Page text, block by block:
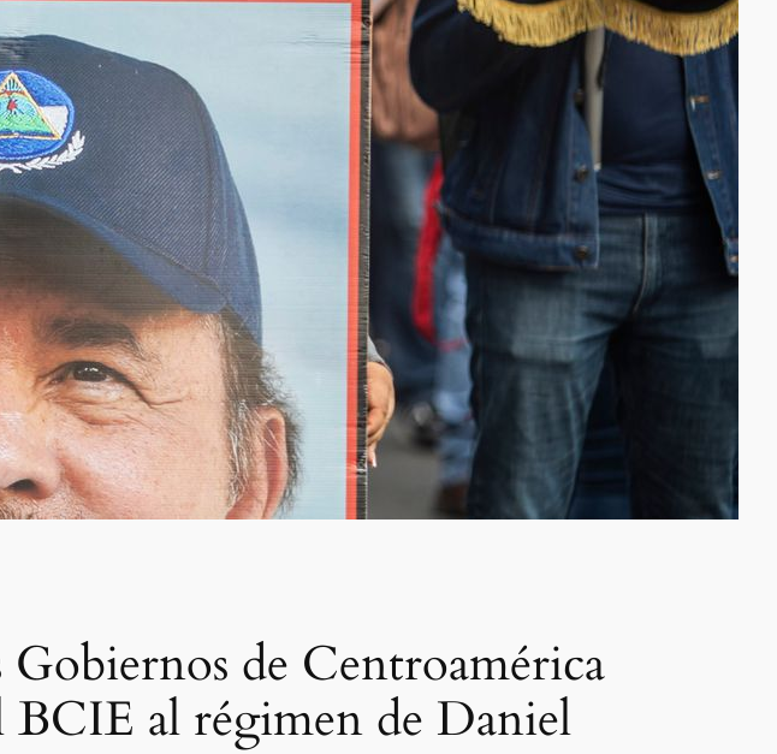
de Centroamérica
BCIE al régimen de Daniel